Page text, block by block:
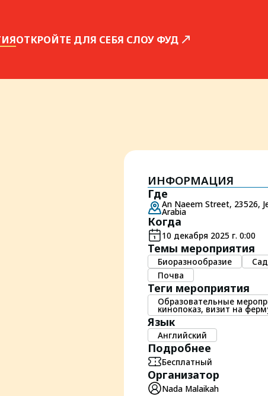
ОТКРОЙТЕ ДЛЯ СЕБЯ СЛОУ ФУД
ИНФОРМАЦИЯ
Где
An Naeem Street, 23526,
Arabia
Когда
10 декабря 2025 г. 0:00
Темы мероприятия
Биоразнообразие
Почва
Теги мероприятия
Образовательные
кинопоказ, визит на
Язык
Английский
Подробнее
Бесплатный
Организатор
Nada Malaikah